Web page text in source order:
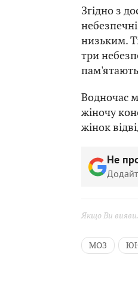
Згідно з
низьким.
три
пам'ятають
Водночас
жіночу
жінок
Не
Якщо Ви
МОЗ